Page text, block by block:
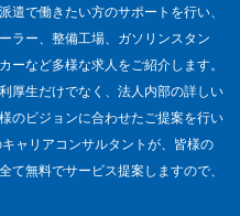
で働きたい方のサポートを行い、
ラー、整備工場、ガソリンスタン
ーなど多様な求人をご紹介します。
厚生だけでなく、法人内部の詳しい
のビジョンに合わせたご提案を行い
ャリアコンサルタントが、皆様の
無料でサービス提案しますので、